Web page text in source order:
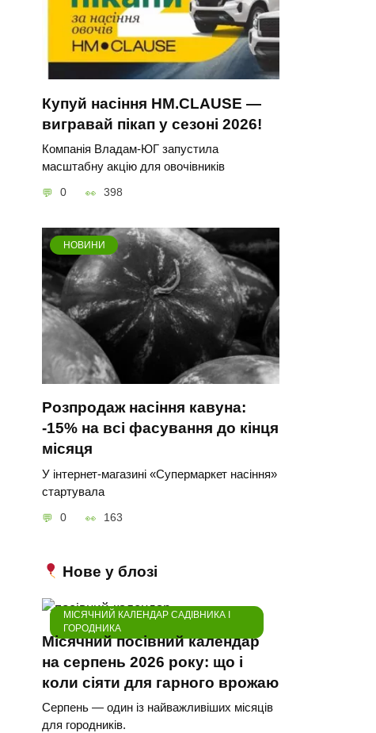
Купуй насіння HM.CLAUSE —
вигравай пікап у сезоні 2026!
Компанія Владам-ЮГ запустила
масштабну акцію для овочівників
0 398
НОВИНИ
Розпродаж насіння кавуна:
-15% на всі фасування до кінця
місяця
У інтернет-магазині «Супермаркет насіння»
стартувала
0 163
Нове у блозі
МІСЯЧНИЙ КАЛЕНДАР САДІВНИКА І
ГОРОДНИКА
Місячний посівний календар
на серпень 2026 року: що і
коли сіяти для гарного врожаю
Серпень — один із найважливіших місяців
для городників.